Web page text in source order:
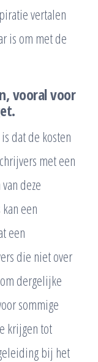
vertalen
is om met de
vooral voor
dat de kosten
met een
deze
een
een
die niet over
dergelijke
sommige
krijgen tot
bij het